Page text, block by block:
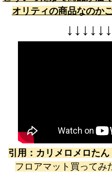
オリティの商品なのか
↓ ↓ ↓ ↓ ↓ ↓
引用： カリメロメロた
フロアマット買ってみ